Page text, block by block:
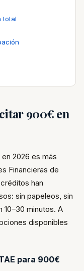
total
900€ en
2026 es más
Financieras de
han
sin papeleos, sin
minutos. A
disponibles
para 900€